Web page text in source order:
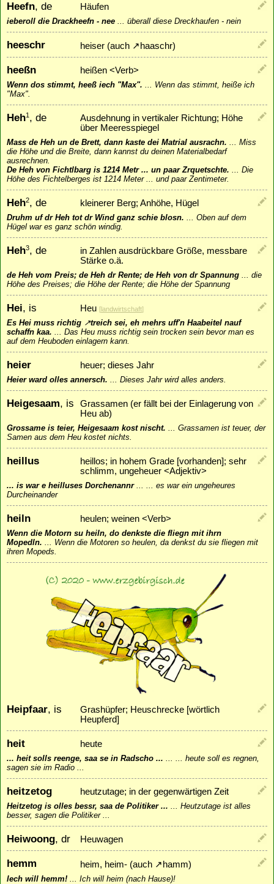
Heefn, de Häufen
ieberoll die Drackheefn - nee ... überall diese Dreckhaufen - nein
heeschr heiser (auch ↗ haaschr)
heeßn heißen <Verb>
Wenn dos stimmt, heeß iech "Max". ... Wenn das stimmt, heiße ich
"Max".
Heh1, de
Ausdehnung in vertikaler Richtung; Höhe
über Meeresspiegel
Mass de Heh un de Brett, dann kaste dei Matrial ausrachn. ... Miss
die Höhe und die Breite, dann kannst du deinen Materialbedarf
ausrechnen.
De Heh von Fichtlbarg is 1214 Metr ... un paar Zrquetschte. ... Die
Höhe des Fichtelberges ist 1214 Meter ... und paar Zentimeter.
Heh2, de kleinerer Berg; Anhöhe, Hügel
Druhm uf dr Heh tot dr Wind ganz schie blosn. ... Oben auf dem
Hügel war es ganz schön windig.
Heh3, de
in Zahlen ausdrückbare Größe, messbare
Stärke o.ä.
de Heh vom Preis; de Heh dr Rente; de Heh von dr Spannung ... die
Höhe des Preises; die Höhe der Rente; die Höhe der Spannung
Hei, is Heu [landwirtschaft]
Es Hei muss richtig ↗treich sei, eh mehrs uff'n Haabeitel nauf
schaffn kaa. ... Das Heu muss richtig sein trocken sein bevor man es
auf dem Heuboden einlagern kann.
heier heuer; dieses Jahr
Heier ward olles annersch. ... Dieses Jahr wird alles anders.
Heigesaam, is
Grassamen (er fällt bei der Einlagerung von
Heu ab)
Grossame is teier, Heigesaam kost nischt. ... Grassamen ist teuer, der
Samen aus dem Heu kostet nichts.
heillus
heillos; in hohem Grade [vorhanden]; sehr
schlimm, ungeheuer <Adjektiv>
... is war e heilluses Dorchenannr... ... es war ein ungeheures
Durcheinander
heiln heulen; weinen <Verb>
Wenn die Motorn su heiln, do denkste die fliegn mit ihrn
Mopedln. ... Wenn die Motoren so heulen, da denkst du sie fliegen mit
ihren Mopeds.
Heipfaar, is
Grashüpfer; Heuschrecke [wörtlich
Heupferd]
heit heute
... heit solls reenge, saa se in Radscho ...
... heute soll es regnen,
sagen sie im Radio ...
heitzetog heutzutage; in der gegenwärtigen Zeit
Heitzetog is olles bessr, saa de Politiker ...
Heutzutage ist alles
besser, sagen die Politiker ...
Heiwoong, dr Heuwagen
hemm heim, heim- (auch ↗ hamm)
Iech will hemm! Ich will heim (nach Hause)!